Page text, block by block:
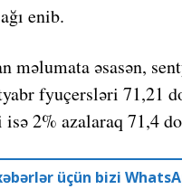
enib.
məlumata əsasən,
fyuçersləri 71,21
2% azalaraq 71,4
üçün bizi